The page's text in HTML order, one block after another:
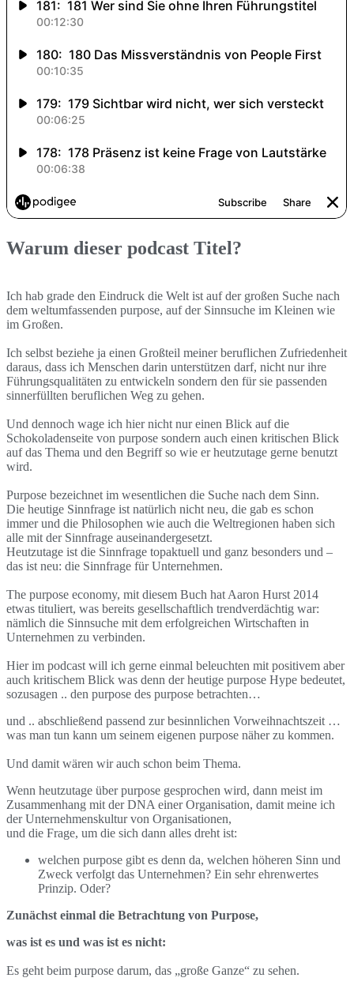
Warum dieser podcast Titel?
Ich hab grade den Eindruck die Welt ist auf der großen Suche nach
dem weltumfassenden purpose, auf der Sinnsuche im Kleinen wie
im Großen.
Ich selbst beziehe ja einen Großteil meiner beruflichen Zufriedenheit
daraus, dass ich Menschen darin unterstützen darf, nicht nur ihre
Führungsqualitäten zu entwickeln sondern den für sie passenden
sinnerfüllten beruflichen Weg zu gehen.
Und dennoch wage ich hier nicht nur einen Blick auf die
Schokoladenseite von purpose sondern auch einen kritischen Blick
auf das Thema und den Begriff so wie er heutzutage gerne benutzt
wird.
Purpose bezeichnet im wesentlichen die Suche nach dem Sinn.
Die heutige Sinnfrage ist natürlich nicht neu, die gab es schon
immer und die Philosophen wie auch die Weltregionen haben sich
alle mit der Sinnfrage auseinandergesetzt.
Heutzutage ist die Sinnfrage topaktuell und ganz besonders und –
das ist neu: die Sinnfrage für Unternehmen.
The purpose economy, mit diesem Buch hat Aaron Hurst 2014
etwas tituliert, was bereits gesellschaftlich trendverdächtig war:
nämlich die Sinnsuche mit dem erfolgreichen Wirtschaften in
Unternehmen zu verbinden.
Hier im podcast will ich gerne einmal beleuchten mit positivem aber
auch kritischem Blick was denn der heutige purpose Hype bedeutet,
sozusagen .. den purpose des purpose betrachten…
und .. abschließend passend zur besinnlichen Vorweihnachtszeit …
was man tun kann um seinem eigenen purpose näher zu kommen.
Und damit wären wir auch schon beim Thema.
Wenn heutzutage über purpose gesprochen wird, dann meist im
Zusammenhang mit der DNA einer Organisation, damit meine ich
der Unternehmenskultur von Organisationen,
und die Frage, um die sich dann alles dreht ist:
welchen purpose gibt es denn da, welchen höheren Sinn und
Zweck verfolgt das Unternehmen? Ein sehr ehrenwertes
Prinzip. Oder?
Zunächst einmal die Betrachtung von Purpose,
was ist es und was ist es nicht:
Es geht beim purpose darum, das „große Ganze“ zu sehen.